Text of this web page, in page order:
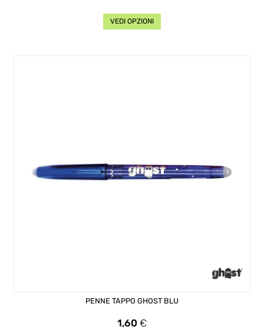
VEDI OPZIONI
PENNE TAPPO GHOST BLU
Prezzo
1,60 €